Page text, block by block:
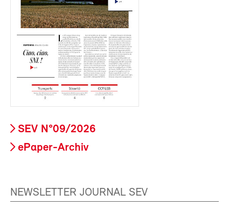
SEV N°09/2026
ePaper-Archiv
NEWSLETTER JOURNAL SEV